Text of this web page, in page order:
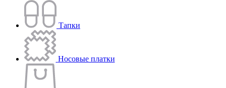
Тапки
Носовые платки